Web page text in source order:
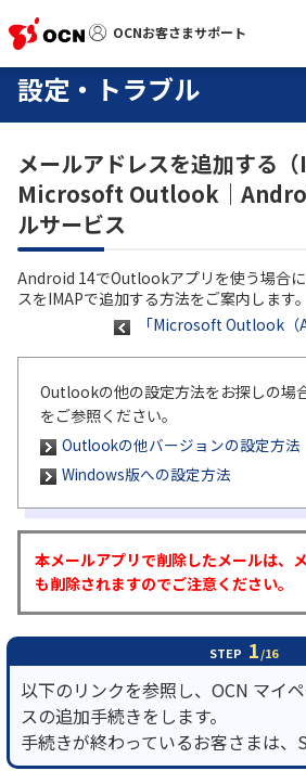
OCNお客さまサポート
OCNお客さまサポート
サポートトップ
サービス名から探す
よくあるご質問
各種ダウンロード
お問い合わせ
履歴・お気に入り
お知らせ
NTTドコモビジネスのお客さ
まはこちら
OCN サービス一覧
設定・トラブル
メールアドレスを追加する（
Microsoft Outlook｜
ルサービス
Android 14でOutlookアプリを使う場合
スをIMAPで追加する方法をご案内します。
「Microsoft Outlook
Outlookの他の設定方法をお探しの場
をご参照ください。
Outlookの他バージョンの設定方法
Windows版への設定方法
本メールアプリで削除したメールは、
も削除されますのでご注意ください。
STEP 1/16
以下のリンクを参照し、OCN マイ
スの追加手続きをします。
手続きが終わっているお客さまは、